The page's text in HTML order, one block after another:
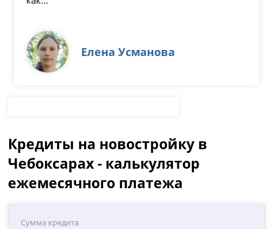
Елена Усманова
Кредиты на новостройку в
Чебоксарах - калькулятор
ежемесячного платежа
Сумма кредита